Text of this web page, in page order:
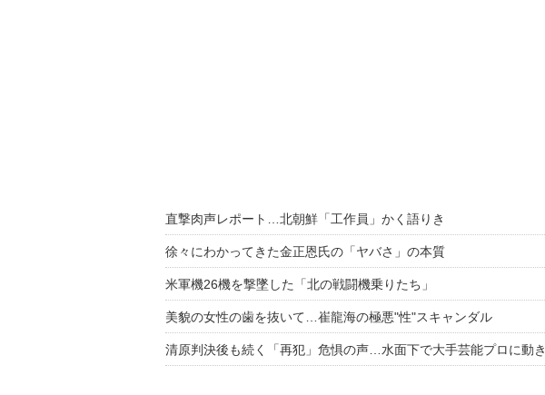
直撃肉声レポート…北朝鮮「工作員」かく語りき
徐々にわかってきた金正恩氏の「ヤバさ」の本質
米軍機26機を撃墜した「北の戦闘機乗りたち」
美貌の女性の歯を抜いて…崔龍海の極悪"性"スキャンダル
清原判決後も続く「再犯」危惧の声…水面下で大手芸能プロに動き